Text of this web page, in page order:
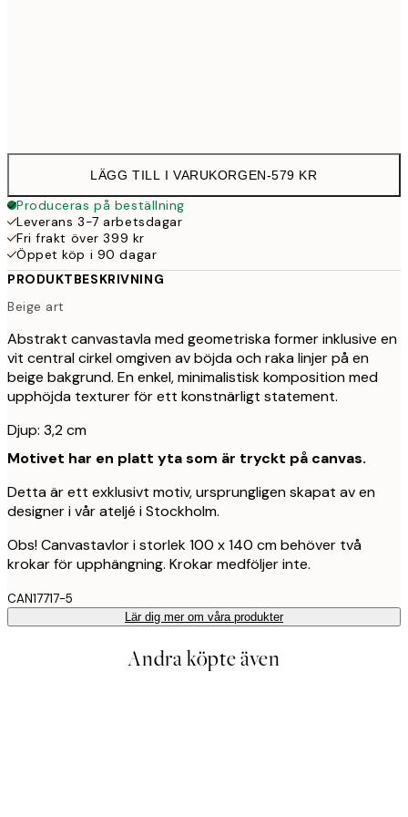
LÄGG TILL I VARUKORGEN-579 KR
Produceras på beställning
Leverans 3-7 arbetsdagar
Fri frakt över 399 kr
Öppet köp i 90 dagar
PRODUKTBESKRIVNING
Beige art
Abstrakt canvastavla med geometriska former inklusive en
vit central cirkel omgiven av böjda och raka linjer på en
beige bakgrund. En enkel, minimalistisk komposition med
upphöjda texturer för ett konstnärligt statement.
Djup: 3,2 cm
Motivet har en platt yta som är tryckt på canvas.
Detta är ett exklusivt motiv, ursprungligen skapat av en
designer i vår ateljé i Stockholm.
Obs! Canvastavlor i storlek 100 x 140 cm behöver två
krokar för upphängning. Krokar medföljer inte.
CAN17717-5
Lär dig mer om våra produkter
Andra köpte även